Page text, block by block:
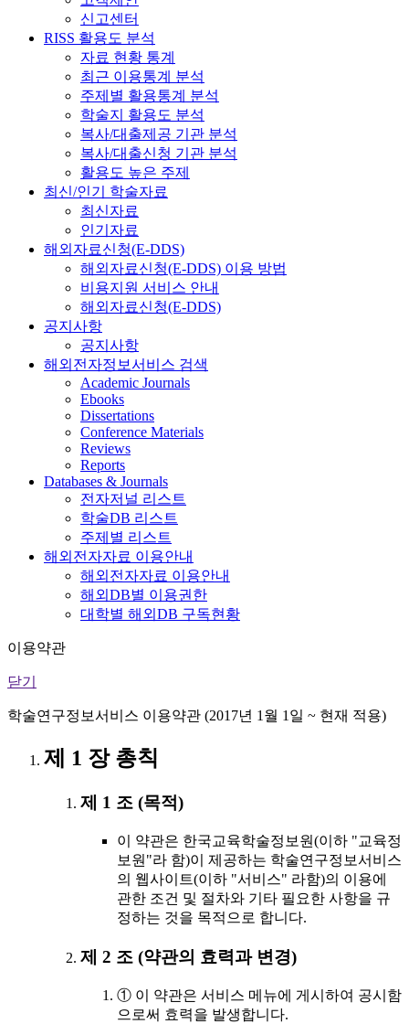
신고센터
RISS 활용도 분석
자료 현황 통계
최근 이용통계 분석
주제별 활용통계 분석
학술지 활용도 분석
복사/대출제공 기관 분석
복사/대출신청 기관 분석
활용도 높은 주제
최신/인기 학술자료
최신자료
인기자료
해외자료신청(E-DDS)
해외자료신청(E-DDS) 이용 방법
비용지원 서비스 안내
해외자료신청(E-DDS)
공지사항
공지사항
해외전자정보서비스 검색
Academic Journals
Ebooks
Dissertations
Conference Materials
Reviews
Reports
Databases & Journals
전자저널 리스트
학술DB 리스트
주제별 리스트
해외전자자료 이용안내
해외전자자료 이용안내
해외DB별 이용권한
대학별 해외DB 구독현황
이용약관
닫기
학술연구정보서비스 이용약관 (2017년 1월 1일 ~ 현재 적용)
제 1 장 총칙
제 1 조 (목적)
이 약관은 한국교육학술정보원(이하 "교육정
보원"라 함)이 제공하는 학술연구정보서비스
의 웹사이트(이하 "서비스" 라함)의 이용에
관한 조건 및 절차와 기타 필요한 사항을 규
정하는 것을 목적으로 합니다.
제 2 조 (약관의 효력과 변경)
① 이 약관은 서비스 메뉴에 게시하여 공시함
으로써 효력을 발생합니다.